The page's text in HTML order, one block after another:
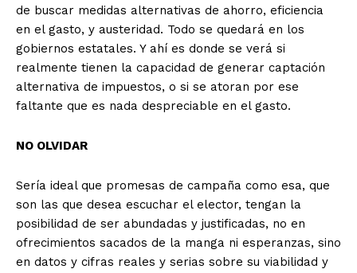
de buscar medidas alternativas de ahorro, eficiencia
en el gasto, y austeridad. Todo se quedará en los
gobiernos estatales. Y ahí es donde se verá si
realmente tienen la capacidad de generar captación
alternativa de impuestos, o si se atoran por ese
faltante que es nada despreciable en el gasto.
NO OLVIDAR
Sería ideal que promesas de campaña como esa, que
son las que desea escuchar el elector, tengan la
posibilidad de ser abundadas y justificadas, no en
ofrecimientos sacados de la manga ni esperanzas, sino
en datos y cifras reales y serias sobre su viabilidad y